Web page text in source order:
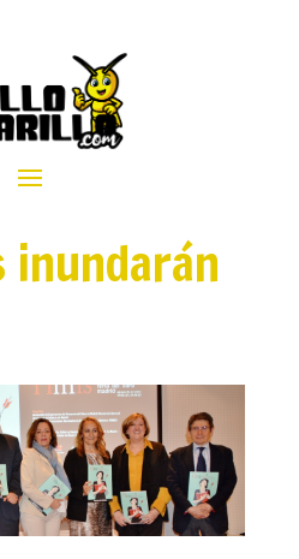
inundarán